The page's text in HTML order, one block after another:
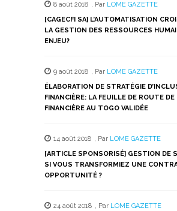
une
nouvelle
fenêtre)
une
nouvelle
fenêtre)
une
nouvelle
fenêtre)
une
8 août 2018 , Par LOME GAZETTE
[CAGECFI SA] L’AUTOMATISATION
LA GESTION DES RESSOURCES
ENJEU?
9 août 2018 , Par LOME GAZETTE
ÉLABORATION DE STRATÉGIE
FINANCIÈRE: LA FEUILLE DE ROUTE DE
FINANCIÈRE AU TOGO VALIDÉE
14 août 2018 , Par LOME GAZETTE
[ARTICLE SPONSORISÉ] GESTION DE
SI VOUS TRANSFORMIEZ UNE
OPPORTUNITÉ ?
24 août 2018 , Par LOME GAZETTE